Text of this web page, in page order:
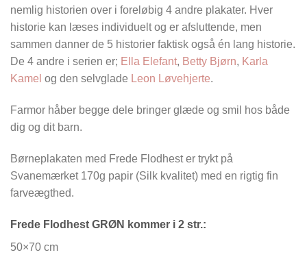
nemlig historien over i foreløbig 4 andre plakater. Hver
historie kan læses individuelt og er afsluttende, men
sammen danner de 5 historier faktisk også én lang historie.
De 4 andre i serien er; Ella Elefant, Betty Bjørn, Karla
Kamel og den selvglade Leon Løvehjerte.
Farmor håber begge dele bringer glæde og smil hos både
dig og dit barn.
Børneplakaten med Frede Flodhest er trykt på
Svanemærket 170g papir (Silk kvalitet) med en rigtig fin
farveægthed.
Frede Flodhest GRØN kommer i 2 str.:
50×70 cm